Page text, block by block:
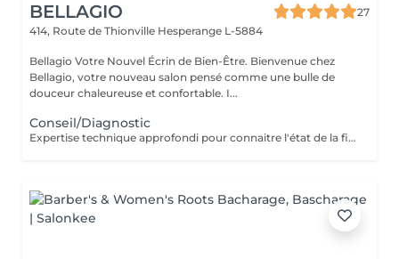
BELLAGIO
27
414, Route de Thionville Hesperange L-5884
Bellagio Votre Nouvel Écrin de Bien-Être. Bienvenue chez
Bellagio, votre nouveau salon pensé comme une bulle de
douceur chaleureuse et confortable. I...
Conseil/Diagnostic
Expertise technique approfondi pour connaitre l'état de la fibre capillaire et diagnostic il vous aide à choisir une coupe et coiffage adapté à votre morphologie. Nous travaillons exclusivement avec un produit breveté de coloration permanente professionnelle sans ammoniaque, enrichie en caviar et en kératine. Elle offre des résultats intenses, homogènes et durables tout en respectant la fibre capillaire. Sa formule assure une couverture optimale des cheveux blancs, une excellente tenue et une brillance remarquable. Pour les blond la formule infusée d'actifs cosmétiques végétaux hydratants et protecteurs, permet un travail d'éclaircissement profond tout en douceur.